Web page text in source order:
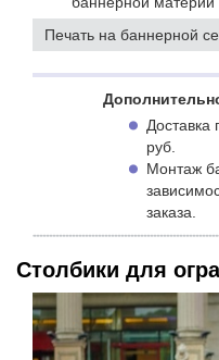
Печать на баннерной
Доставка
руб.
Монтаж
заказа.
Столбики для